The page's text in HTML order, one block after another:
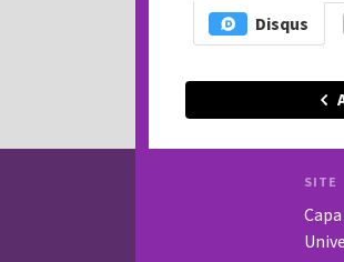
Disqus
SITE
Capa